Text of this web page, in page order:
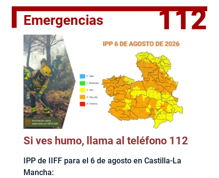
Emergencias 112
Si ves humo, llama al teléfono 112
IPP de IIFF para el 6 de agosto en Castilla-La
Mancha: